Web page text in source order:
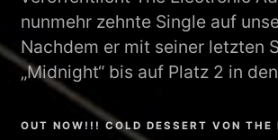
nunmehr zehnte Single auf
Nachdem er mit seiner letzten
„Midnight“ bis auf Platz 2 in
OUT NOW!!! COLD DESSERT VON THE